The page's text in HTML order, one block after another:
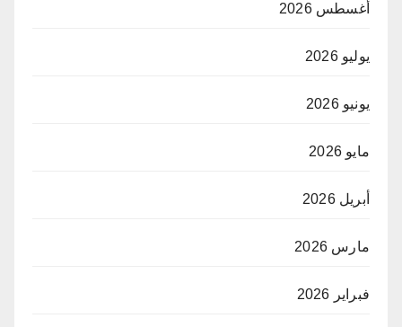
أغسطس 2026
يوليو 2026
يونيو 2026
مايو 2026
أبريل 2026
مارس 2026
فبراير 2026